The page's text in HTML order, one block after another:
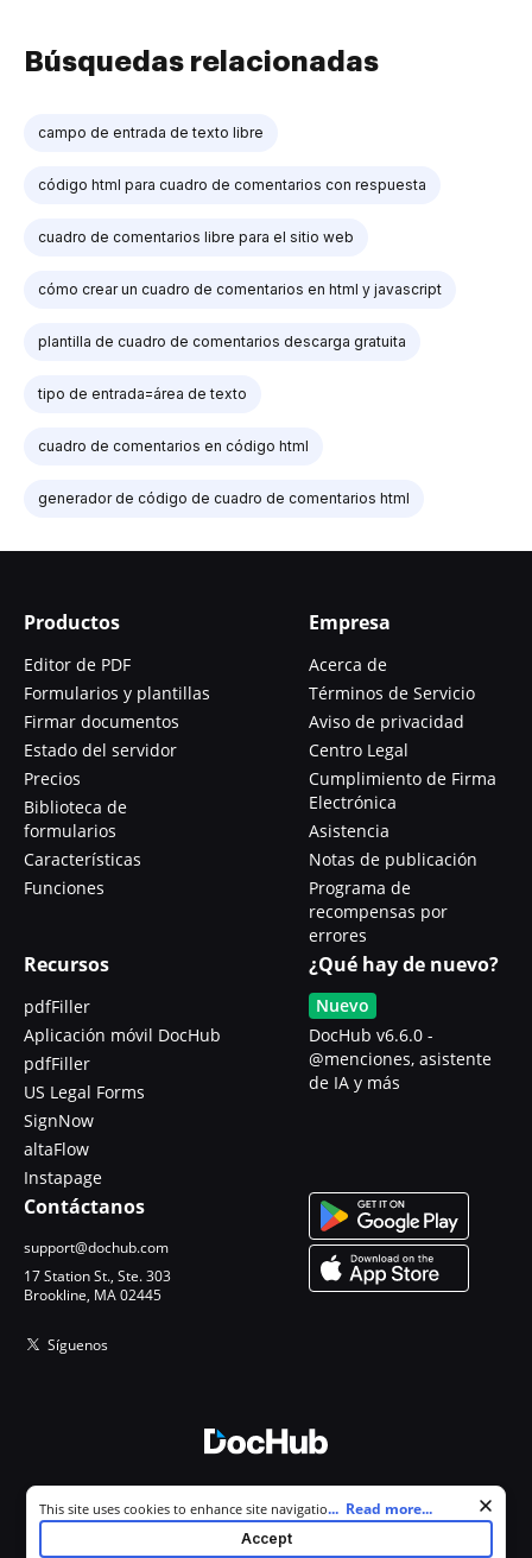
Búsquedas relacionadas
campo de entrada de texto libre
código html para cuadro de comentarios con respuesta
cuadro de comentarios libre para el sitio web
cómo crear un cuadro de comentarios en html y javascript
plantilla de cuadro de comentarios descarga gratuita
tipo de entrada=área de texto
cuadro de comentarios en código html
generador de código de cuadro de comentarios html
Productos
Editor de PDF
Formularios y plantillas
Firmar documentos
Estado del servidor
Precios
Biblioteca de
formularios
Características
Funciones
Empresa
Acerca de
Términos de Servicio
Aviso de privacidad
Centro Legal
Cumplimiento de Firma
Electrónica
Asistencia
Notas de publicación
Programa de
recompensas por
errores
Recursos
pdfFiller
Aplicación móvil DocHub
pdfFiller
US Legal Forms
SignNow
altaFlow
Instapage
¿Qué hay de nuevo?
Nuevo
DocHub v6.6.0 -
@menciones, asistente
de IA y más
Contáctanos
support@dochub.com
17 Station St., Ste. 303
Brookline, MA 02445
Síguenos
Todos los derechos reservados.
Cookie consent notice
This site uses cookies to enhance site navigation and personalize
your experience. By using this site you agree to our use of cookies as
described in our
. You can modify your selections by
... Read more...
Accept